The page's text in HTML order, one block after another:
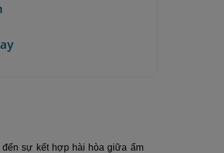
sự kết hợp hài hòa giữa ẩm